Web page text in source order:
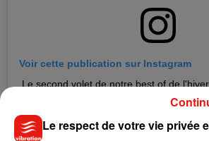
Voir cette publication sur Instagram
Le second volet de notre best of de
BOWL pour tout le monde �xÈ�x� //
dinde fumée, bacon, cornichon, oignons
FROMAAAAAGE �xÈ�xÈ Et bien sûr un
Le respect de votre vie privée